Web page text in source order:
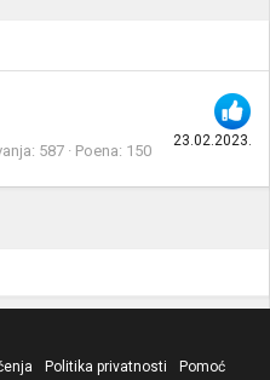
23.02.2023.
587 Poena 150
Politika privatnosti
Pomoć